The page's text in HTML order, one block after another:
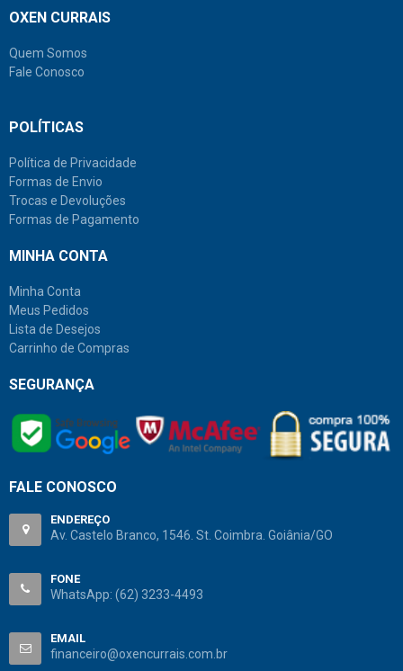
OXEN CURRAIS
Quem Somos
Fale Conosco
POLÍTICAS
Política de Privacidade
Formas de Envio
Trocas e Devoluções
Formas de Pagamento
MINHA CONTA
Minha Conta
Meus Pedidos
Lista de Desejos
Carrinho de Compras
SEGURANÇA
FALE CONOSCO
ENDEREÇO
Av. Castelo Branco, 1546. St. Coimbra. Goiânia/GO
FONE
WhatsApp: (62) 3233-4493
EMAIL
financeiro@oxencurrais.com.br